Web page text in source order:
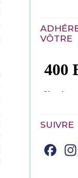
VÔTRE
SUIVRE